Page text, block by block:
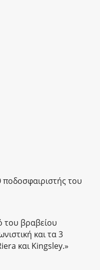
ποδοσφαιριστής του
του βραβείου
και τα 3
και Kingsley.»